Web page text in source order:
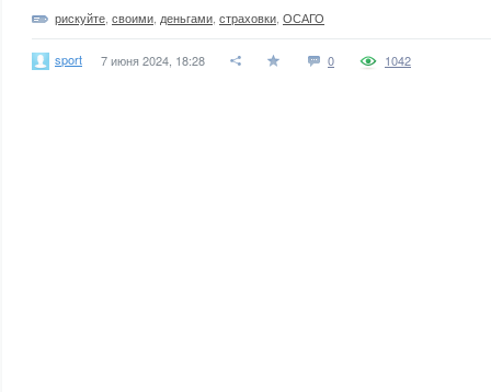
рискуйте своими деньгами страховки ОСАГО
sport 7 июня 2024, 18:28 0 1042